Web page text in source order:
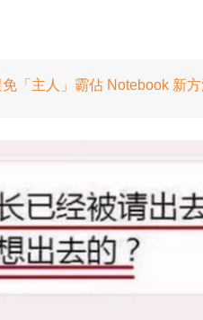
「主人」霸佔 Notebook 新